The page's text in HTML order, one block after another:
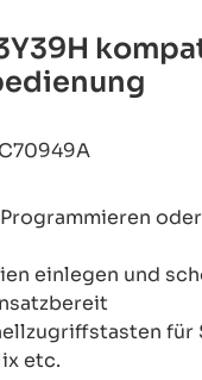
einlegen und
für
etc.